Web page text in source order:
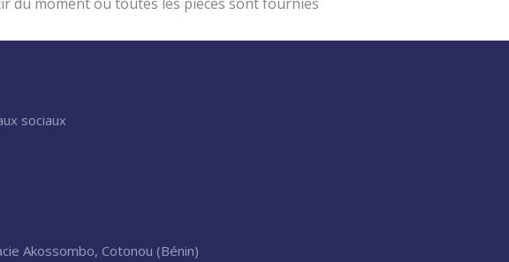
sociaux
Akossombo, Cotonou (Bénin)